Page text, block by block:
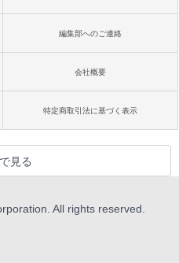
編集部へのご連絡
会社概要
特定商取引法に基づく表示
見る
All rights reserved.